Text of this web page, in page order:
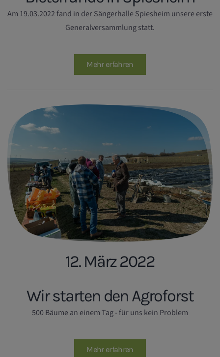
Am 19.03.2022 fand in der Sängerhalle Spiesheim unsere erste
Generalversammlung statt.
Mehr erfahren
12. März 2022
Wir starten den Agroforst
500 Bäume an einem Tag - für uns kein Problem
Mehr erfahren